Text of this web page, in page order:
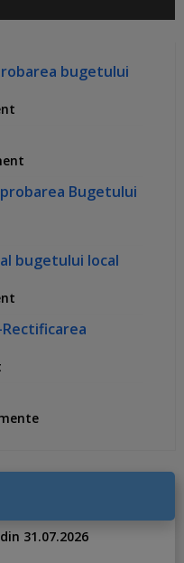
bugetului
Bugetului
bugetului local
31.07.2026